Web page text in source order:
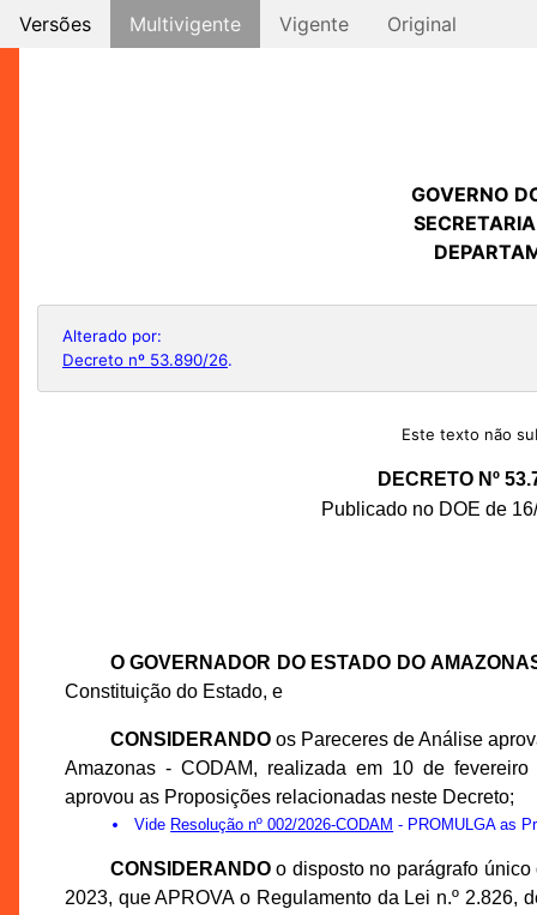
Versões Multivigente Vigente Original
GOVERNO
Alterado por:
Decreto nº 53.890/26.
Este texto não
DECRETO Nº
Publicado no DOE de
O GOVERNADOR DO ESTADO DO
Constituição do Estado, e
CONSIDERANDOos Pareceres de Análise
Amazonas - CODAM, realizada em 10 de
aprovou as Proposições relacionadas neste Decreto;
Vide Resolução nº 002/2026-CODAM - PROMULGA as
CONSIDERANDOo disposto no parágrafo único
2023, que APROVA o Regulamento da Lei n.º 2.826,